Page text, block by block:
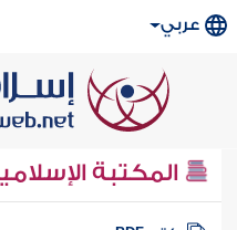
عربي
المكتبة